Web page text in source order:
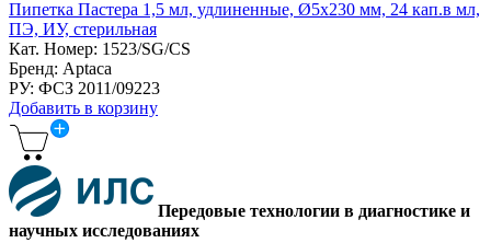
Пипетка Пастера 1,5 мл, удлиненные, Ø5x230 мм, 24 кап.в мл,
ПЭ, ИУ, стерильная
Кат. Номер: 1523/SG/CS
Бренд: Aptaca
РУ: ФСЗ 2011/09223
Добавить в корзину
Передовые технологии в диагностике и
научных исследованиях